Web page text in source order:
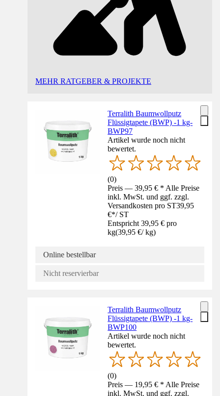
MEHR RATGEBER & PROJEKTE
Terralith Baumwollputz
Flüssigtapete (BWP) -1 kg-
BWP97
Artikel wurde noch nicht
bewertet.
(0)
Preis — 39,95 € * Alle Preise
inkl. MwSt. und ggf. zzgl.
Versandkosten pro ST39,95
€*/ ST
Entspricht 39,95 € pro
kg(39,95 €/ kg)
Online bestellbar
Nicht reservierbar
Terralith Baumwollputz
Flüssigtapete (BWP) -1 kg-
BWP100
Artikel wurde noch nicht
bewertet.
(0)
Preis — 19,95 € * Alle Preise
inkl. MwSt. und ggf. zzgl.